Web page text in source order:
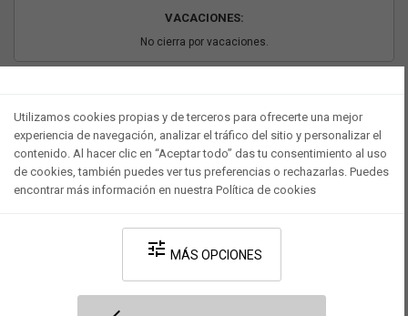
VACACIONES:
No cierra por vacaciones.
Desarrollado por V·Farma-Política de privacidad-Política de cookies
Utilizamos cookies propias y de terceros para ofrecerte una mejor
experiencia de navegación, analizar el tráfico del sitio y personalizar el
contenido. Al hacer clic en “Aceptar todo” das tu consentimiento al uso
de cookies, también puedes ver tus preferencias o rechazarlas. Puedes
encontrar más información en nuestra Política de cookies
tune MÁS OPCIONES